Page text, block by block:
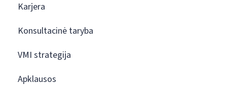
Karjera
Konsultacinė taryba
VMI strategija
Apklausos